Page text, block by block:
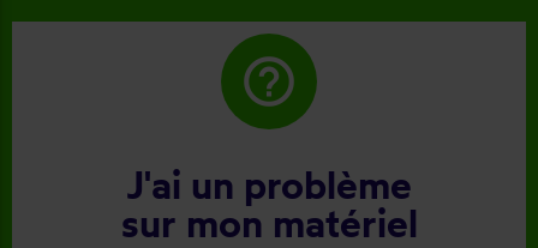
help_outline
J'ai un problème
sur mon matériel